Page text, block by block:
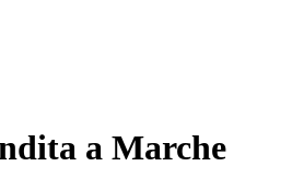
a Marche